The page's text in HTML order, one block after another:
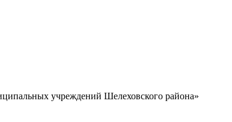
учреждений Шелеховского района»